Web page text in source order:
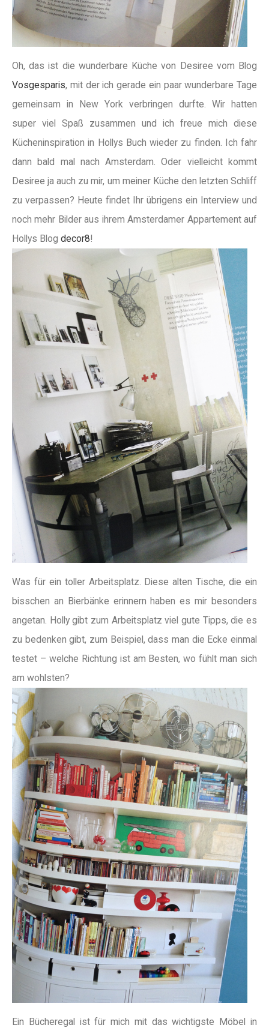
Oh, das ist die wunderbare Küche von Desiree vom Blog
Vosgesparis, mit der ich gerade ein paar wunderbare Tage
gemeinsam in New York verbringen durfte. Wir hatten
super viel Spaß zusammen und ich freue mich diese
Kücheninspiration in Hollys Buch wieder zu finden. Ich fahr
dann bald mal nach Amsterdam. Oder vielleicht kommt
Desiree ja auch zu mir, um meiner Küche den letzten Schliff
zu verpassen? Heute findet Ihr übrigens ein Interview und
noch mehr Bilder aus ihrem Amsterdamer Appartement auf
Hollys Blog decor8!
Was für ein toller Arbeitsplatz. Diese alten Tische, die ein
bisschen an Bierbänke erinnern haben es mir besonders
angetan. Holly gibt zum Arbeitsplatz viel gute Tipps, die es
zu bedenken gibt, zum Beispiel, dass man die Ecke einmal
testet – welche Richtung ist am Besten, wo fühlt man sich
am wohlsten?
Ein Bücheregal ist für mich mit das wichtigste Möbel in